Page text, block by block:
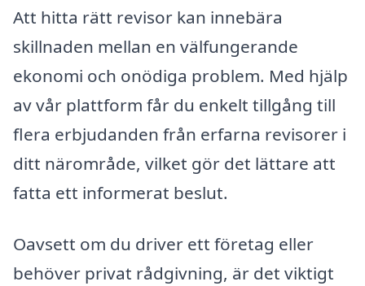
Att hitta rätt revisor kan innebära
skillnaden mellan en välfungerande
ekonomi och onödiga problem. Med hjälp
av vår plattform får du enkelt tillgång till
flera erbjudanden från erfarna revisorer i
ditt närområde, vilket gör det lättare att
fatta ett informerat beslut.
Oavsett om du driver ett företag eller
behöver privat rådgivning, är det viktigt